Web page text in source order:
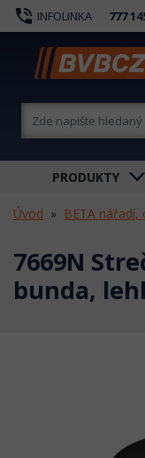
phone_in_talk INFOLINKA 777
PRODUKTY
Úvod BETA nářadí,
7669N
bunda,